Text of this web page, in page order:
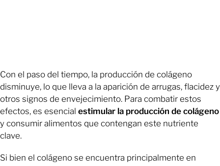
Con el paso del tiempo, la producción de colágeno
disminuye, lo que lleva a la aparición de arrugas, flacidez y
otros signos de envejecimiento. Para combatir estos
efectos, es esencial estimular la producción de colágeno
y consumir alimentos que contengan este nutriente
clave.
Si bien el colágeno se encuentra principalmente en